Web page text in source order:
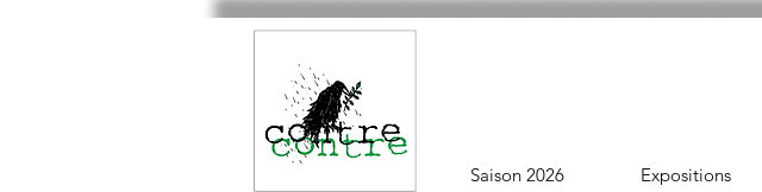
Saison 2026 Expositions